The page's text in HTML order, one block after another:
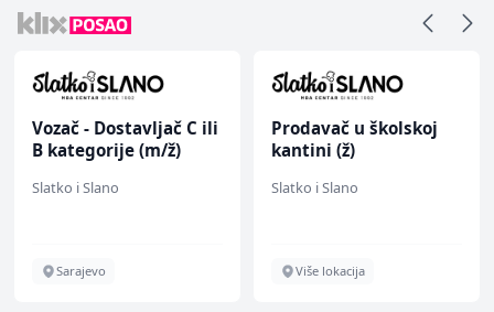
Vozač - Dostavljač C ili
B kategorije (m/ž)
Slatko i Slano
Sarajevo
Prodavač u školskoj
kantini (ž)
Slatko i Slano
Više lokacija